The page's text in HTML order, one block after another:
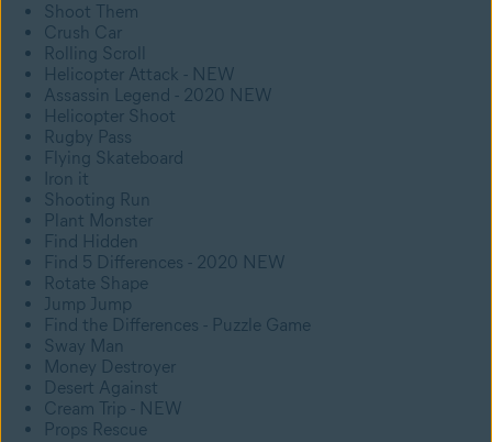
Shoot Them
Crush Car
Rolling Scroll
Helicopter Attack - NEW
Assassin Legend - 2020 NEW
Helicopter Shoot
Rugby Pass
Flying Skateboard
Iron it
Shooting Run
Plant Monster
Find Hidden
Find 5 Differences - 2020 NEW
Rotate Shape
Jump Jump
Find the Differences - Puzzle Game
Sway Man
Money Destroyer
Desert Against
Cream Trip - NEW
Props Rescue